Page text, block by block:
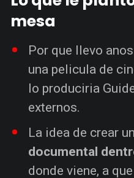
mesa
Por que llevo
una pelicula de
lo produciria
externos.
La idea de crear
documental
donde viene, a